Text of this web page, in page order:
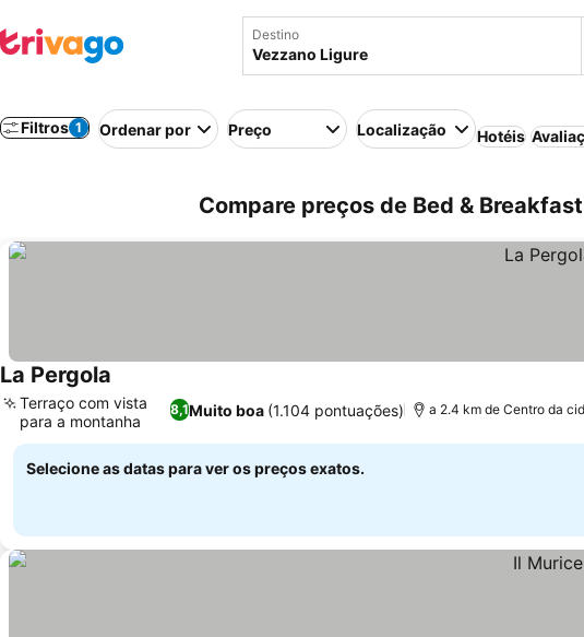
Destino
Filtros 1 Ordenar por Preço Localização Hotéis
Compare preços de Bed &
La Pergola
8,1Muito boa (1.104 pontuações)
Terraço com vista
para a montanha
a 2.4 km de Centro da
Selecione as datas para ver os preços exatos.